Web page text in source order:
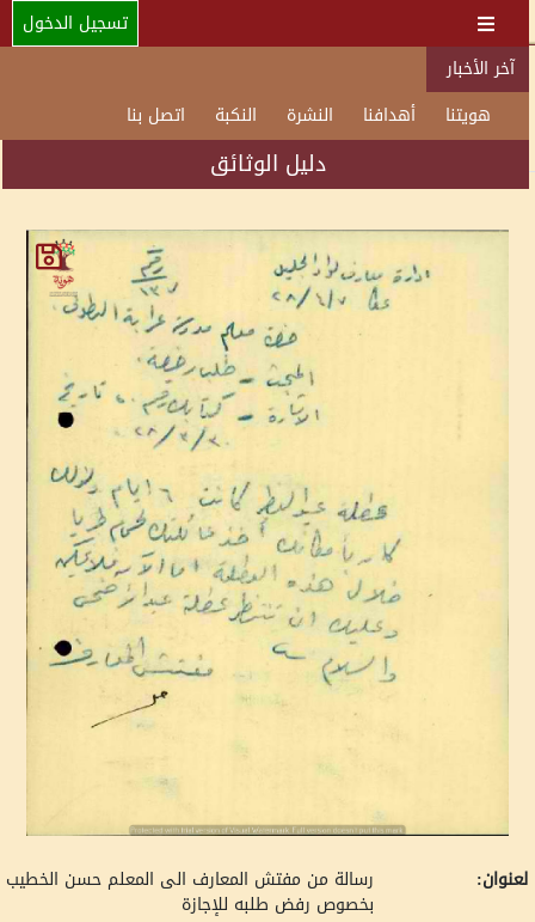
تسجيل الدخول
آخر الأخبار
هويتنا
أهدافنا النشرة النكبة اتصل بنا
دليل الوثائق
رسالة من مفتش المعارف الى المعلم حسن الخطيب
بخصوص رفض طلبه للإجازة